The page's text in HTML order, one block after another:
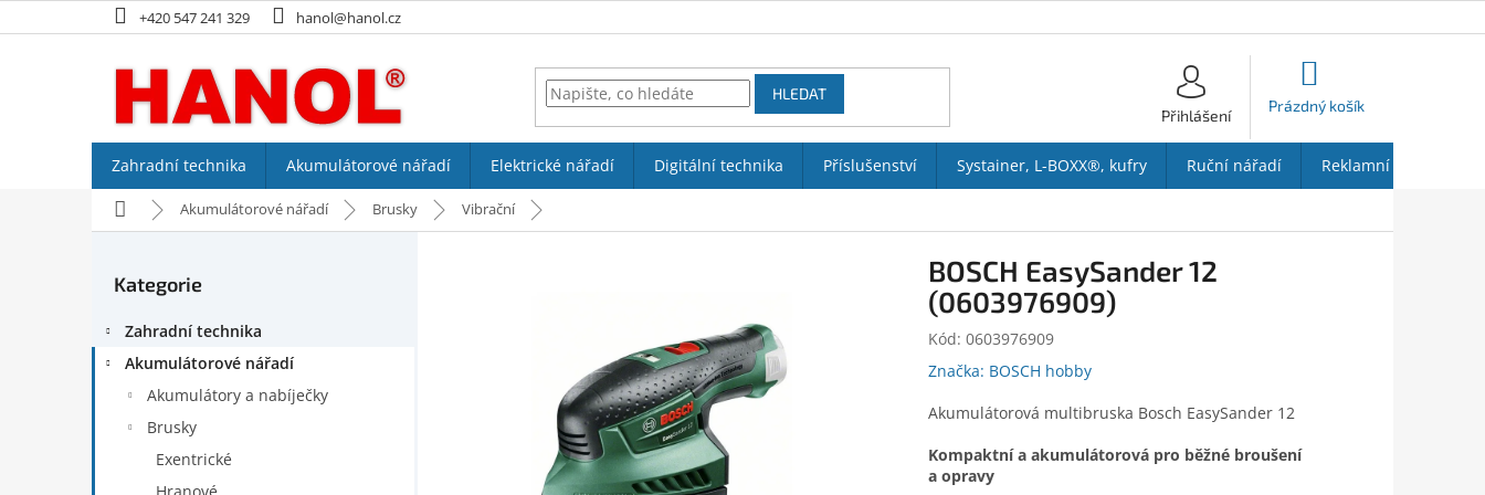
na
+420 547 241 329 hanol@hanol.cz
HLEDAT
Přihlášení
Prázdný košík
Zahradní technika Akumulátorové nářadí Elektrické nářadí Digitální technika Příslušenství Systainer, L-BOXX®, kufry Ruční nářadí Reklamní předměty
Domů Akumulátorové nářadí Brusky Vibrační
r
Přeskočit
Kategorie
Zahradní technika
Akumulátorové nářadí
Akumulátory a nabíječky
Brusky
Exentrické
BOSCH EasySander 12
(0603976909)
Kód: 0603976909
Značka: BOSCH hobby
Akumulátorová multibruska Bosch EasySander 12
Kompaktní a akumulátorová pro běžné broušení
a opravy